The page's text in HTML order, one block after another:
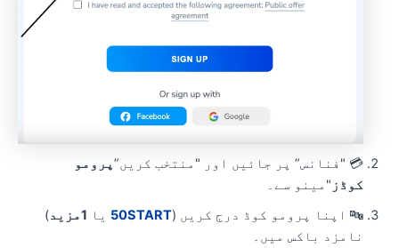
💳 "فنانس” پر جائیں اور "منتخب کریں” پرومو
کوڈز"مینو سے۔
🔤 اپنا پرومو کوڈ درج کریں ( 50STARTیا
)
نامزد باکس میں۔